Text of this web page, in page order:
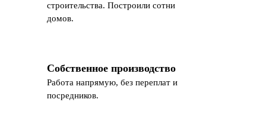
строительства. Построили сотни
домов.
Собственное производство
Работа напрямую, без переплат и
посредников.